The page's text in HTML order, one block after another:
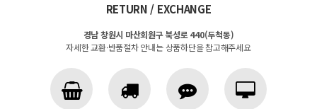
RETURN / EXCHANGE
경남 창원시 마산회원구 북성로 440(두척동)
자세한 교환·반품절차 안내는 상품하단을 참고해주세요